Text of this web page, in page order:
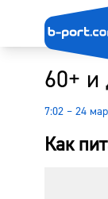
60+ и
7:02 – 24
Как